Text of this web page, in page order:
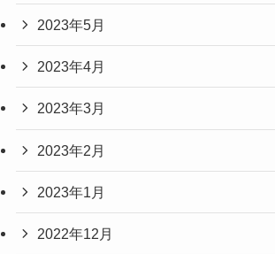
2023年5月
2023年4月
2023年3月
2023年2月
2023年1月
2022年12月